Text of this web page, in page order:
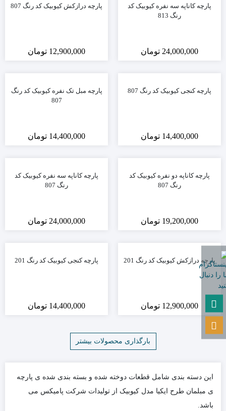
پارچه کاناپه سه نفره کیوبیک کد
رنگ 813
24,000,000 تومان
پارچه درازکش کیوبیک کد رنگ 807
12,900,000 تومان
پارچه کنجی کیوبیک کد رنگ 807
14,400,000 تومان
پارچه مبل تک نفره کیوبیک کد رنگ
807
14,400,000 تومان
پارچه کاناپه دو نفره کیوبیک کد
رنگ 807
19,200,000 تومان
پارچه کاناپه سه نفره کیوبیک کد
رنگ 807
24,000,000 تومان
پارچه درازکش کیوبیک کد رنگ 201
12,900,000 تومان
پارچه کنجی کیوبیک کد رنگ 201
14,400,000 تومان
1
2
3
بارگذاری محصولات بیشتر
این دسته بندی شامل قطعات دوخته شده و بسته بندی شده ی پارچه
ی مبلمان طرح ایکیا مدل کیوبیک از تولیدات شرکت پامیکس می
باشد.